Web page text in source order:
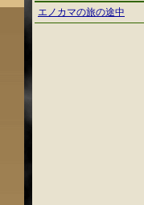
エノカマの旅の途中